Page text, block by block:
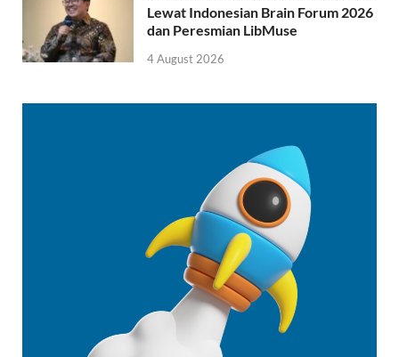
Lewat Indonesian Brain Forum 2026
dan Peresmian LibMuse
4 August 2026